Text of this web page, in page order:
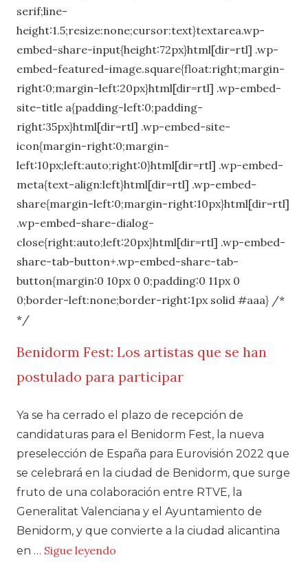
serif;line-
height:1.5;resize:none;cursor:text}textarea.wp-
embed-share-input{height:72px}html[dir=rtl] .wp-
embed-featured-image.square{float:right;margin-
right:0;margin-left:20px}html[dir=rtl] .wp-embed-
site-title a{padding-left:0;padding-
right:35px}html[dir=rtl] .wp-embed-site-
icon{margin-right:0;margin-
left:10px;left:auto;right:0}html[dir=rtl] .wp-embed-
meta{text-align:left}html[dir=rtl] .wp-embed-
share{margin-left:0;margin-right:10px}html[dir=rtl]
.wp-embed-share-dialog-
close{right:auto;left:20px}html[dir=rtl] .wp-embed-
share-tab-button+.wp-embed-share-tab-
button{margin:0 10px 0 0;padding:0 11px 0
0;border-left:none;border-right:1px solid #aaa} /*
*/
Benidorm Fest: Los artistas que se han
postulado para participar
Ya se ha cerrado el plazo de recepción de
candidaturas para el Benidorm Fest, la nueva
preselección de España para Eurovisión 2022 que
se celebrará en la ciudad de Benidorm, que surge
fruto de una colaboración entre RTVE, la
Generalitat Valenciana y el Ayuntamiento de
Benidorm, y que convierte a la ciudad alicantina
en … Sigue leyendo